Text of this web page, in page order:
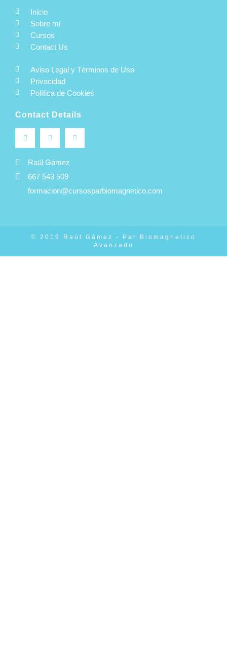
Inicio
Sobre mi
Cursos
Contact Us
Aviso Legal y Términos de Uso
Privacidad
Política de Cookies
Contact Details
Raül Gámez
667 543 509
formacion@cursosparbiomagnetico.com
© 2019 Raül Gámez - Par Biomagnetico
Avanzado